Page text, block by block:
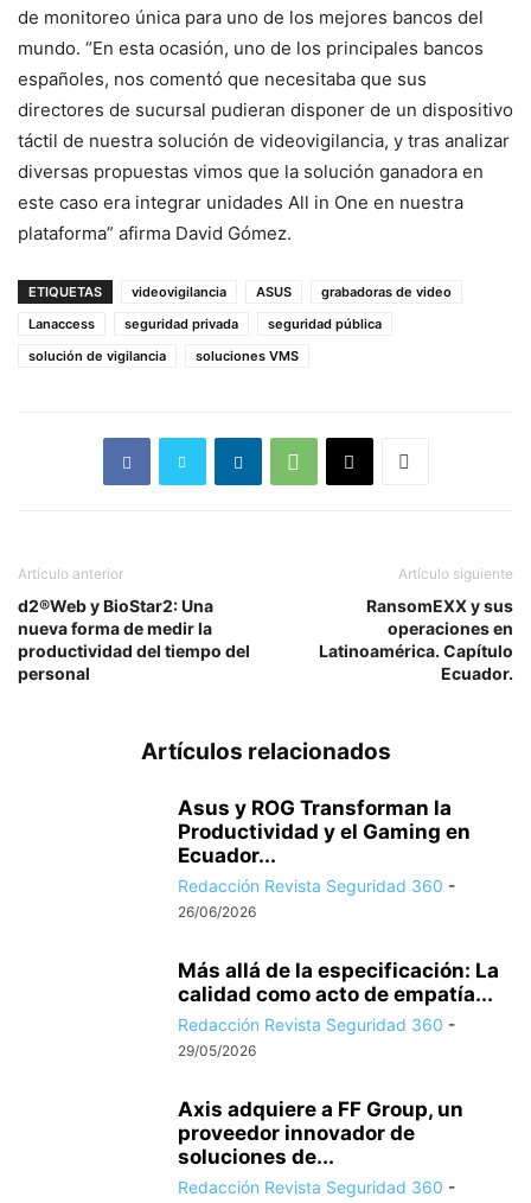
de monitoreo única para uno de los mejores bancos del
mundo. “En esta ocasión, uno de los principales bancos
españoles, nos comentó que necesitaba que sus
directores de sucursal pudieran disponer de un dispositivo
táctil de nuestra solución de videovigilancia, y tras analizar
diversas propuestas vimos que la solución ganadora en
este caso era integrar unidades All in One en nuestra
plataforma” afirma David Gómez.
ETIQUETAS videovigilancia ASUS
grabadoras de video
Lanaccess
seguridad privada
seguridad pública
solución de vigilancia
soluciones VMS
Artículo anterior
d2®Web y BioStar2: Una
nueva forma de medir la
productividad del tiempo del
personal
Artículo siguiente
RansomEXX y sus
operaciones en
Latinoamérica. Capítulo
Ecuador.
Artículos relacionados
Asus y ROG Transforman la
Productividad y el Gaming en
Ecuador...
Redacción Revista Seguridad 360 -
26/06/2026
Más allá de la especificación: La
calidad como acto de empatía...
Redacción Revista Seguridad 360 -
29/05/2026
Axis adquiere a FF Group, un
proveedor innovador de
soluciones de...
Redacción Revista Seguridad 360 -